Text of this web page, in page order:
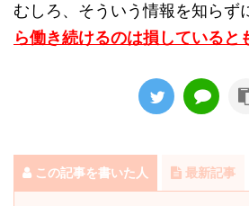
むしろ、そういう情報を知らず
ら働き続けるのは損していると
この記事を書いた人 最新記事